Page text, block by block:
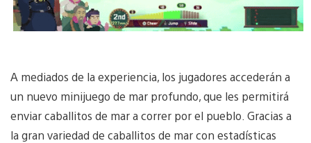
A mediados de la experiencia, los jugadores accederán a
un nuevo minijuego de mar profundo, que les permitirá
enviar caballitos de mar a correr por el pueblo. Gracias a
la gran variedad de caballitos de mar con estadísticas